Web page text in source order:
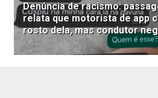
Denúncia de racismo:
relata que motorista de app
rosto dela, mas condutor